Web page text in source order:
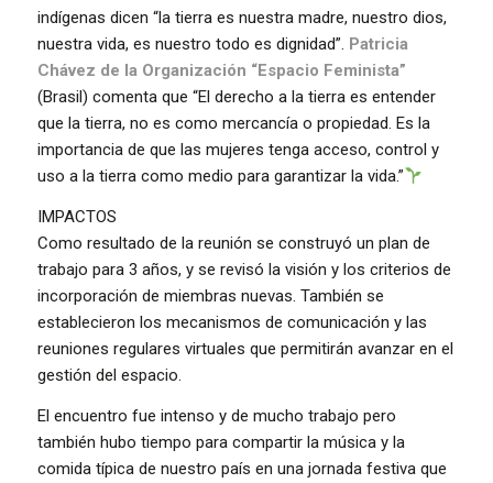
indígenas dicen “la tierra es nuestra madre, nuestro dios,
nuestra vida, es nuestro todo es dignidad”. Patricia
Chávez de la Organización “Espacio Feminista”
(Brasil) comenta que “El derecho a la tierra es entender
que la tierra, no es como mercancía o propiedad. Es la
importancia de que las mujeres tenga acceso, control y
uso a la tierra como medio para garantizar la vida.”
IMPACTOS
Como resultado de la reunión se construyó un plan de
trabajo para 3 años, y se revisó la visión y los criterios de
incorporación de miembras nuevas. También se
establecieron los mecanismos de comunicación y las
reuniones regulares virtuales que permitirán avanzar en el
gestión del espacio.
El encuentro fue intenso y de mucho trabajo pero
también hubo tiempo para compartir la música y la
comida típica de nuestro país en una jornada festiva que